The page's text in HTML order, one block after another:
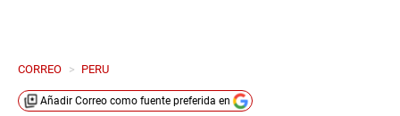
CORREO > PERU
Añadir Correo como fuente preferida en